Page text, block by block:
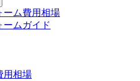
ーム費用相場
ームガイド
用相場